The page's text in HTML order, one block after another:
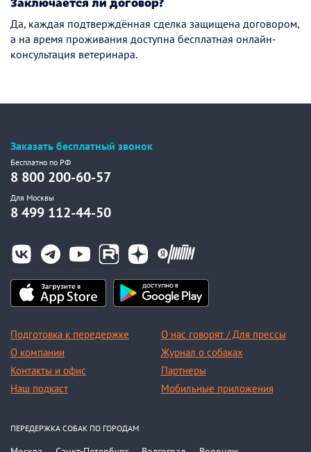
Да, каждая подтверждённая сделка защищена договором,
а на время проживания доступна бесплатная онлайн-
консультация ветеринара.
Заказать бесплатный звонок
Бесплатно по РФ
8 800 200-60-57
Для Москвы
8 499 112-44-50
Подготовка к передержке
О компании
Контакты и офис
Наш подкаст
О нас говорят / Для прессы
Журнал о собаках
Партнеры
Мобильные приложения
ПЕРЕДЕРЖКА СОБАК ПО ГОРОДАМ